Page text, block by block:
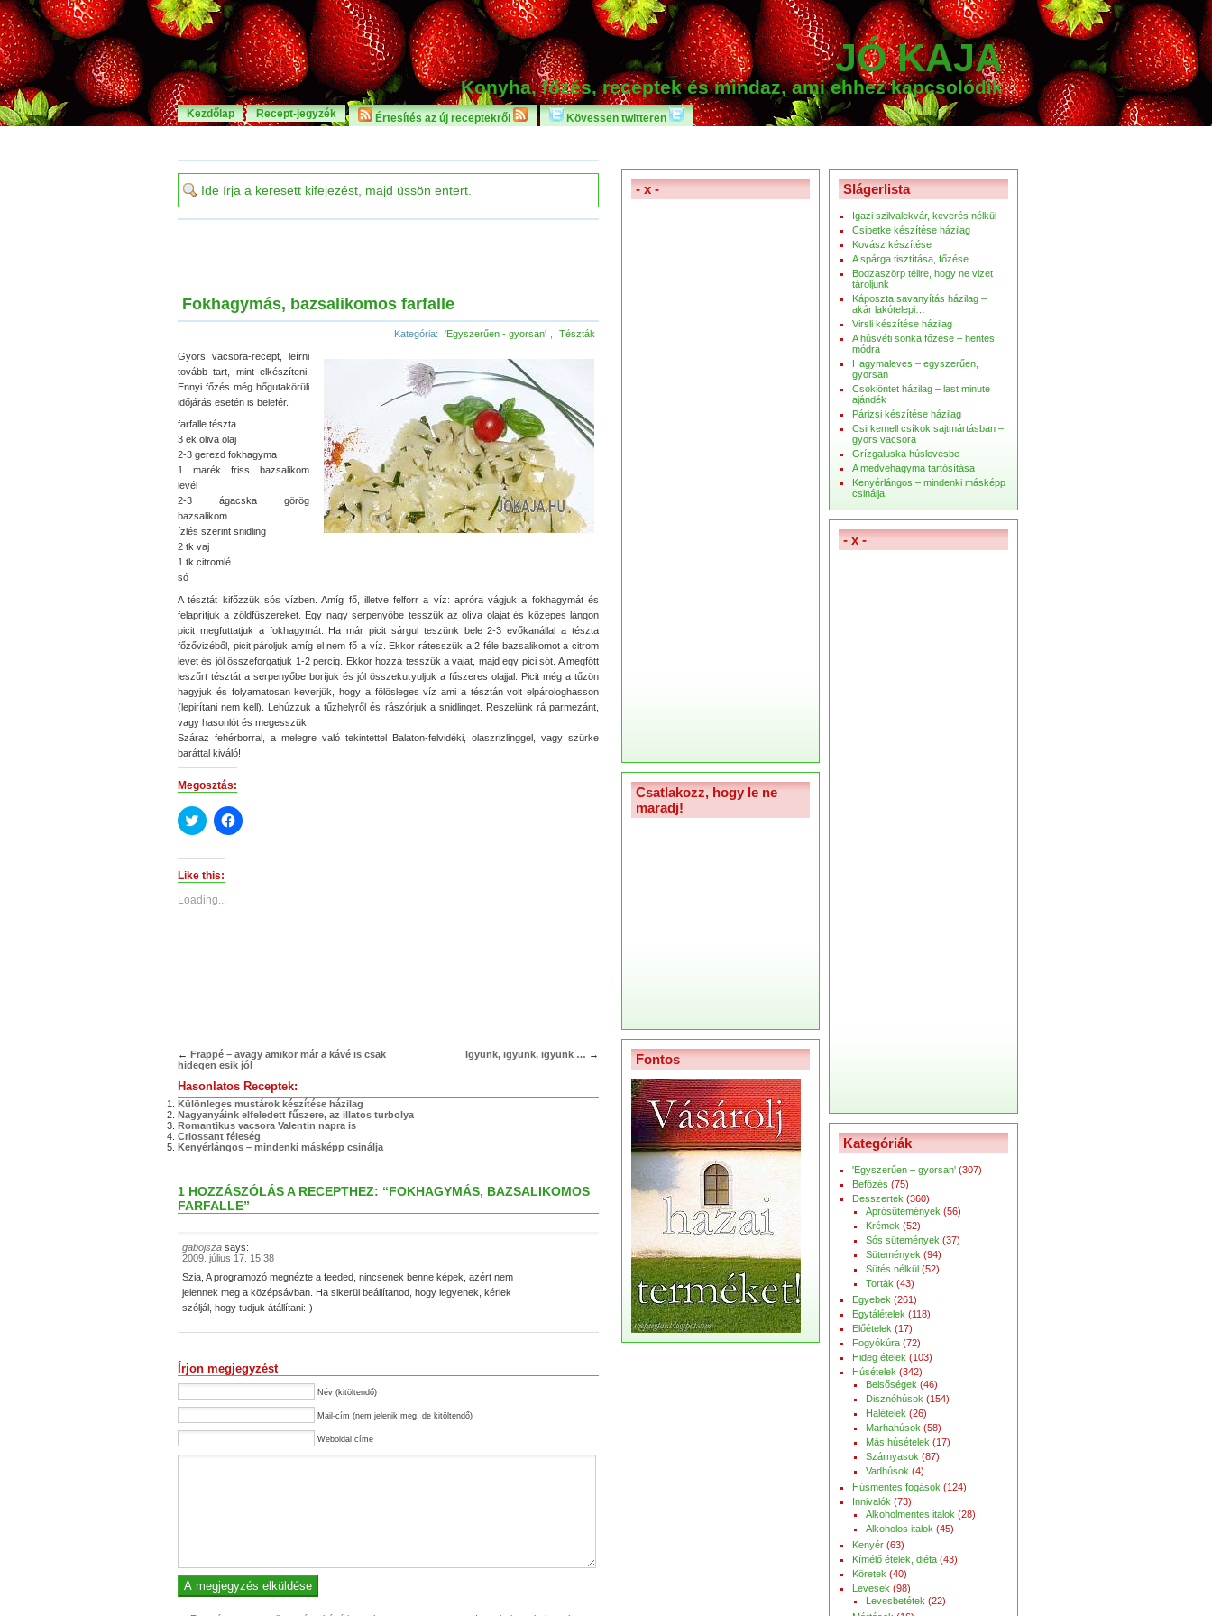
JÓ KAJA
Konyha, főzés, receptek és mindaz, ami ehhez kapcsolódik
Kezdőlap Recept-jegyzék Értesítés az új receptekről Kövessen twitteren
Fokhagymás, bazsalikomos farfalle
Kategória: 'Egyszerűen - gyorsan' Tészták
Gyors vacsora-recept, leírni
tovább tart, mint elkészíteni.
Ennyi főzés még hőgutakörüli
időjárás esetén is belefér.
farfalle tészta
3 ek oliva olaj
2-3 gerezd fokhagyma
1 marék friss bazsalikom
levél
2-3 ágacska görög
bazsalikom
ízlés szerint snidling
2 tk vaj
1 tk citromlé
só
A tésztát kifőzzük sós vízben. Amíg fő, illetve felforr a víz: apróra vágjuk a fokhagymát és
felaprítjuk a zöldfűszereket. Egy nagy serpenyőbe tesszük az olíva olajat és közepes lángon
picit megfuttatjuk a fokhagymát. Ha már picit sárgul teszünk bele 2-3 evőkanállal a tészta
főzővizéből, picit pároljuk amíg el nem fő a víz. Ekkor rátesszük a 2 féle bazsalikomot a citrom
levet és jól összeforgatjuk 1-2 percig. Ekkor hozzá tesszük a vajat, majd egy pici sót. A megfőtt
leszűrt tésztát a serpenyőbe boríjuk és jól összekutyuljuk a fűszeres olajjal. Picit még a tűzön
hagyjuk és folyamatosan keverjük, hogy a fölösleges víz ami a tésztán volt elpárologhasson
(lepirítani nem kell). Lehúzzuk a tűzhelyről és rászórjuk a snidlinget. Reszelünk rá parmezánt,
vagy hasonlót és megesszük.
Száraz fehérborral, a melegre való tekintettel Balaton-felvidéki, olaszrizlinggel, vagy szürke
baráttal kiváló!
Megosztás:
Click
to
(Opens
in
new
Click
to
Like this:
Loading...
← Frappé – avagy amikor már a kávé is csak
hidegen esik jól
Igyunk, igyunk, igyunk … →
Hasonlatos Receptek:
Különleges mustárok készítése házilag
Nagyanyáink elfeledett fűszere, az illatos turbolya
Romantikus vacsora Valentin napra is
Criossant féleség
Kenyérlángos – mindenki másképp csinálja
1 HOZZÁSZÓLÁS A RECEPTHEZ: “FOKHAGYMÁS, BAZSALIKOMOS
FARFALLE”
gabojsza says:
2009. július 17. 15:38
Szia, A programozó megnézte a feeded, nincsenek benne képek, azért nem
jelennek meg a középsávban. Ha sikerül beállítanod, hogy legyenek, kérlek
szóljál, hogy tudjuk átállítani:-)
Írjon megjegyzést
Név (kitöltendő)
Mail-cím (nem jelenik meg, de kitöltendő)
Weboldal címe
- x -
Csatlakozz, hogy le ne
maradj!
Fontos
Slágerlista
Igazi szilvalekvár, keverés nélkül
Csipetke készítése házilag
Kovász készítése
A spárga tisztítása, főzése
Bodzaszörp télire, hogy ne vizet
tároljunk
Káposzta savanyítás házilag –
akár lakótelepi…
Virsli készítése házilag
A húsvéti sonka főzése – hentes
módra
Hagymaleves – egyszerűen,
gyorsan
Csokiöntet házilag – last minute
ajándék
Párizsi készítése házilag
Csirkemell csíkok sajtmártásban –
gyors vacsora
Grízgaluska húslevesbe
A medvehagyma tartósítása
Kenyérlángos – mindenki másképp
csinálja
- x -
Kategóriák
'Egyszerűen – gyorsan' (307)
Befőzés (75)
Desszertek (360)
Aprósütemények (56)
Krémek (52)
Sós sütemények (37)
Sütemények (94)
Sütés nélkül (52)
Torták (43)
Egyebek (261)
Egytálételek (118)
Előételek (17)
Fogyókúra (72)
Hideg ételek (103)
Húsételek (342)
Belsőségek (46)
Disznóhúsok (154)
Halételek (26)
Marhahúsok (58)
Más húsételek (17)
Szárnyasok (87)
Vadhúsok (4)
Húsmentes fogások (124)
Innivalók (73)
Alkoholmentes italok (28)
Alkoholos italok (45)
Kenyér (63)
Kímélő ételek, diéta (43)
Köretek (40)
Levesek (98)
Levesbetétek (22)